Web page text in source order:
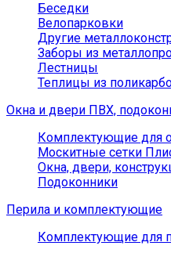
Беседки
Велопарковки
Другие
Заборы из
Лестницы
Теплицы из
Окна и двери ПВХ,
Комплектующие для
Москитные сетки
Окна, двери,
Подоконники
Перила и комплектующие
Комплектующие для